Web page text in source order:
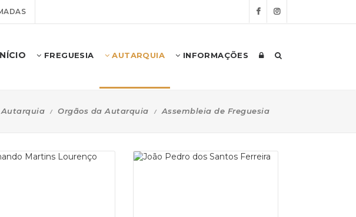
FREGUESIA AUTARQUIA INFORMAÇÕES
Autarquia Orgãos da Autarquia Assembleia de Freguesia